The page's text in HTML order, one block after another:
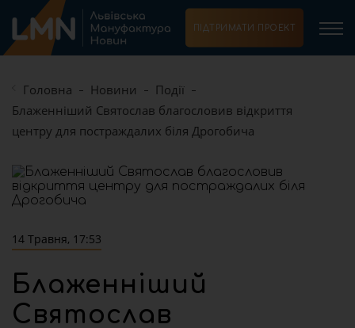
ПІДТРИМАТИ ПРОЕКТ
Головна Новини
Події
Блаженніший Святослав благословив відкриття
центру для постраждалих біля Дрогобича
14 Травня, 17:53
Блаженніший
Святослав